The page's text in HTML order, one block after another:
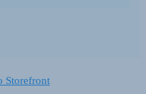
Storefront